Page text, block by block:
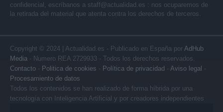
confidencial, escríbanos a staff@actualidad.es : nos ocuparemos de
la retirada del material que atenta contra los derechos de terceros.
Copyright © 2024 | Actualidad.es - Publicado en España por AdHub
Media - Numero REA 2729933 - Todos los derechos reservados.
Contacto - Politica de cookies - Política de privacidad - Aviso legal -
Procesamiento de datos
Todos los contenidos se han realizado de forma híbrida por una
tecnología con Inteligencia Artificial y por creadores independientes